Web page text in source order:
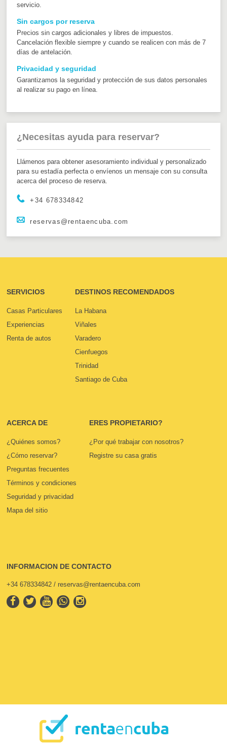
servicio.
Sin cargos por reserva
Precios sin cargos adicionales y libres de impuestos.
Cancelación flexible siempre y cuando se realicen con más de 7
días de antelación.
Privacidad y seguridad
Garantizamos la seguridad y protección de sus datos personales
al realizar su pago en línea.
¿Necesitas ayuda para reservar?
Llámenos para obtener asesoramiento individual y personalizado
para su estadía perfecta o envíenos un mensaje con su consulta
acerca del proceso de reserva.
+34 678334842
reservas@rentaencuba.com
SERVICIOS
Casas Particulares
Experiencias
Renta de autos
DESTINOS RECOMENDADOS
La Habana
Viñales
Varadero
Cienfuegos
Trinidad
Santiago de Cuba
ACERCA DE
¿Quiénes somos?
¿Cómo reservar?
Preguntas frecuentes
Términos y condiciones
Seguridad y privacidad
Mapa del sitio
ERES PROPIETARIO?
¿Por qué trabajar con nosotros?
Registre su casa gratis
INFORMACION DE CONTACTO
+34 678334842 / reservas@rentaencuba.com